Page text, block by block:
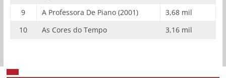
9
A Professora De Piano (2001)
3,68 mil
10
As Cores do Tempo 3,16 mil